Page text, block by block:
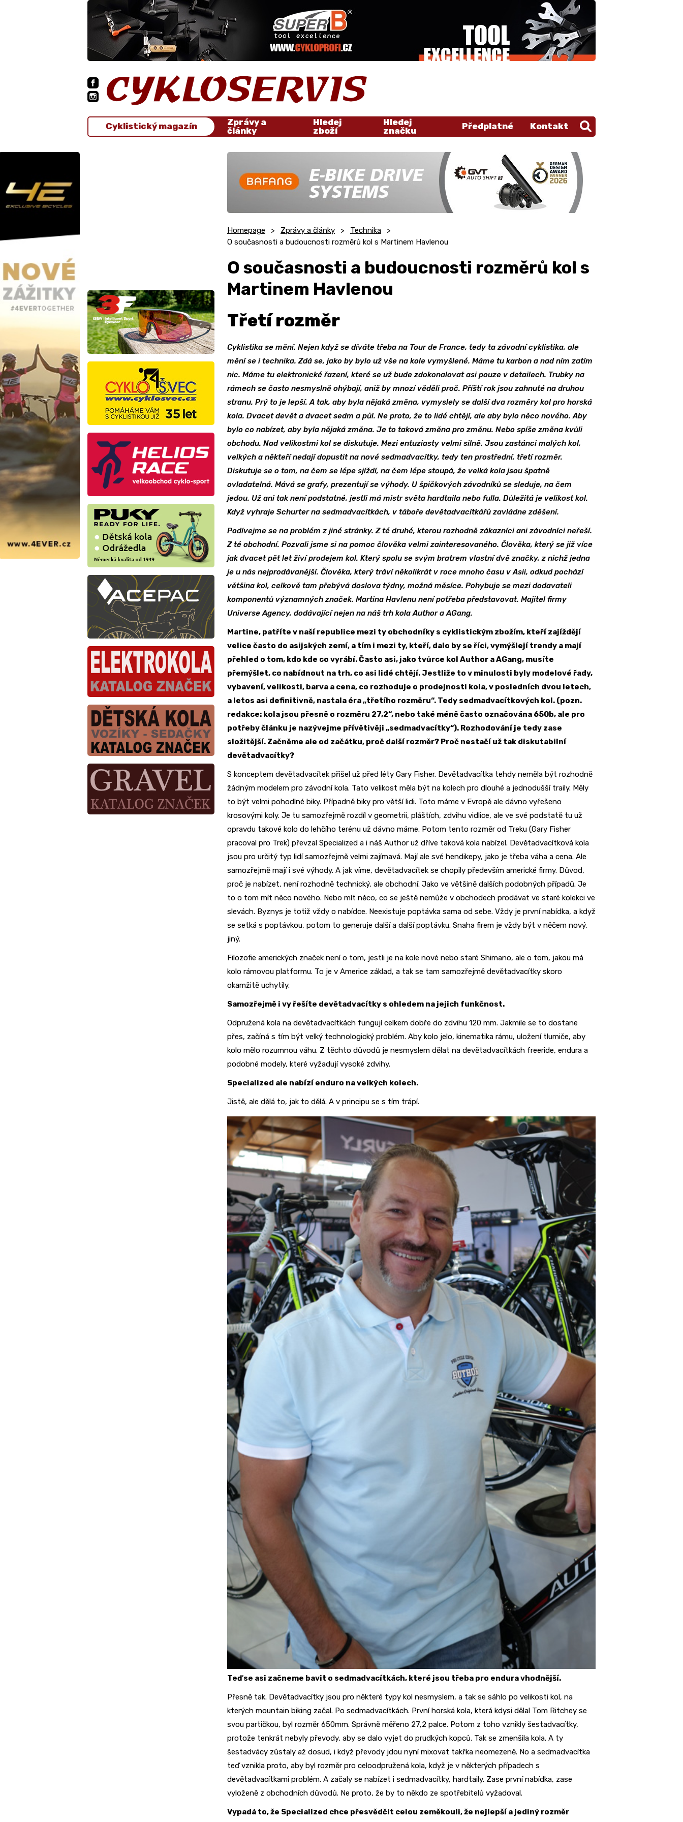
Cyklistický magazín
Zprávy a
články
Hledej
zboží
Hledej
značku
Předplatné Kontakt
Homepage Zprávy a články
Technika
O současnosti a budoucnosti rozměrů kol s Martinem Havlenou
O současnosti a budoucnosti rozměrů kol s
Martinem Havlenou
Třetí rozměr
Cyklistika se mění. Nejen když se díváte třeba na Tour de France, tedy ta závodní cyklistika, ale
mění se i technika. Zdá se, jako by bylo už vše na kole vymyšlené. Máme tu karbon a nad ním zatím
nic. Máme tu elektronické řazení, které se už bude zdokonalovat asi pouze v detailech. Trubky na
rámech se často nesmyslně ohýbají, aniž by mnozí věděli proč. Příští rok jsou zahnuté na druhou
stranu. Prý to je lepší. A tak, aby byla nějaká změna, vymyslely se další dva rozměry kol pro horská
kola. Dvacet devět a dvacet sedm a půl. Ne proto, že to lidé chtějí, ale aby bylo něco nového. Aby
bylo co nabízet, aby byla nějaká změna. Je to taková změna pro změnu. Nebo spíše změna kvůli
obchodu. Nad velikostmi kol se diskutuje. Mezi entuziasty velmi silně. Jsou zastánci malých kol,
velkých a někteří nedají dopustit na nové sedmadvacítky, tedy ten prostřední, třetí rozměr.
Diskutuje se o tom, na čem se lépe sjíždí, na čem lépe stoupá, že velká kola jsou špatně
ovladatelná. Mává se grafy, prezentují se výhody. U špičkových závodníků se sleduje, na čem
jedou. Už ani tak není podstatné, jestli má mistr světa hardtaila nebo fulla. Důležitá je velikost kol.
Když vyhraje Schurter na sedmadvacítkách, v táboře devětadvacítkářů zavládne zděšení.
Podívejme se na problém z jiné stránky. Z té druhé, kterou rozhodně zákazníci ani závodníci neřeší.
Z té obchodní. Pozvali jsme si na pomoc člověka velmi zainteresovaného. Člověka, který se již více
jak dvacet pět let živí prodejem kol. Který spolu se svým bratrem vlastní dvě značky, z nichž jedna
je u nás nejprodávanější. Člověka, který tráví několikrát v roce mnoho času v Asii, odkud pochází
většina kol, celkově tam přebývá doslova týdny, možná měsíce. Pohybuje se mezi dodavateli
komponentů významných značek. Martina Havlenu není potřeba představovat. Majitel firmy
Universe Agency, dodávající nejen na náš trh kola Author a AGang.
Martine, patříte v naší republice mezi ty obchodníky s cyklistickým zbožím, kteří zajíždějí
velice často do asijských zemí, a tím i mezi ty, kteří, dalo by se říci, vymýšlejí trendy a mají
přehled o tom, kdo kde co vyrábí. Často asi, jako tvůrce kol Author a AGang, musíte
přemýšlet, co nabídnout na trh, co asi lidé chtějí. Jestliže to v minulosti byly modelové řady,
vybavení, velikosti, barva a cena, co rozhoduje o prodejnosti kola, v posledních dvou letech,
a letos asi definitivně, nastala éra „třetího rozměru“. Tedy sedmadvacítkových kol. (pozn.
redakce: kola jsou přesně o rozměru 27,2“, nebo také méně často označována 650b, ale pro
potřeby článku je nazývejme přívětivěji „sedmadvacítky“). Rozhodování je tedy zase
složitější. Začněme ale od začátku, proč další rozměr? Proč nestačí už tak diskutabilní
devětadvacítky?
S konceptem devětadvacítek přišel už před léty Gary Fisher. Devětadvacítka tehdy neměla být rozhodně
žádným modelem pro závodní kola. Tato velikost měla být na kolech pro dlouhé a jednodušší traily. Měly
to být velmi pohodlné biky. Případně biky pro větší lidi. Toto máme v Evropě ale dávno vyřešeno
krosovými koly. Je tu samozřejmě rozdíl v geometrii, pláštích, zdvihu vidlice, ale ve své podstatě tu už
opravdu takové kolo do lehčího terénu už dávno máme. Potom tento rozměr od Treku (Gary Fisher
pracoval pro Trek) převzal Specialized a i náš Author už dříve taková kola nabízel. Devětadvacítková kola
jsou pro určitý typ lidí samozřejmě velmi zajímavá. Mají ale své hendikepy, jako je třeba váha a cena. Ale
samozřejmě mají i své výhody. A jak víme, devětadvacítek se chopily především americké firmy. Důvod,
proč je nabízet, není rozhodně technický, ale obchodní. Jako ve většině dalších podobných případů. Je
to o tom mít něco nového. Nebo mít něco, co se ještě nemůže v obchodech prodávat ve staré kolekci ve
slevách. Byznys je totiž vždy o nabídce. Neexistuje poptávka sama od sebe. Vždy je první nabídka, a když
se setká s poptávkou, potom to generuje další a další poptávku. Snaha firem je vždy být v něčem nový,
jiný.
Filozofie amerických značek není o tom, jestli je na kole nové nebo staré Shimano, ale o tom, jakou má
kolo rámovou platformu. To je v Americe základ, a tak se tam samozřejmě devětadvacítky skoro
okamžitě uchytily.
Samozřejmě i vy řešíte devětadvacítky s ohledem na jejich funkčnost.
Odpružená kola na devětadvacítkách fungují celkem dobře do zdvihu 120 mm. Jakmile se to dostane
přes, začíná s tím být velký technologický problém. Aby kolo jelo, kinematika rámu, uložení tlumiče, aby
kolo mělo rozumnou váhu. Z těchto důvodů je nesmyslem dělat na devětadvacítkách freeride, endura a
podobné modely, které vyžadují vysoké zdvihy.
Specialized ale nabízí enduro na velkých kolech.
Jistě, ale dělá to, jak to dělá. A v principu se s tím trápí.
Teď se asi začneme bavit o sedmadvacítkách, které jsou třeba pro endura vhodnější.
Přesně tak. Devětadvacítky jsou pro některé typy kol nesmyslem, a tak se sáhlo po velikosti kol, na
kterých mountain biking začal. Po sedmadvacítkách. První horská kola, která kdysi dělal Tom Ritchey se
svou partičkou, byl rozměr 650mm. Správně měřeno 27,2 palce. Potom z toho vznikly šestadvacítky,
protože tenkrát nebyly převody, aby se dalo vyjet do prudkých kopců. Tak se zmenšila kola. A ty
šestadvácy zůstaly až dosud, i když převody jdou nyní mixovat takřka neomezeně. No a sedmadvacítka
teď vznikla proto, aby byl rozměr pro celoodpružená kola, když je v některých případech s
devětadvacítkami problém. A začaly se nabízet i sedmadvacítky, hardtaily. Zase první nabídka, zase
vyloženě z obchodních důvodů. Ne proto, že by to někdo ze spotřebitelů vyžadoval.
Vypadá to, že Specialized chce přesvědčit celou zeměkouli, že nejlepší a jediný rozměr